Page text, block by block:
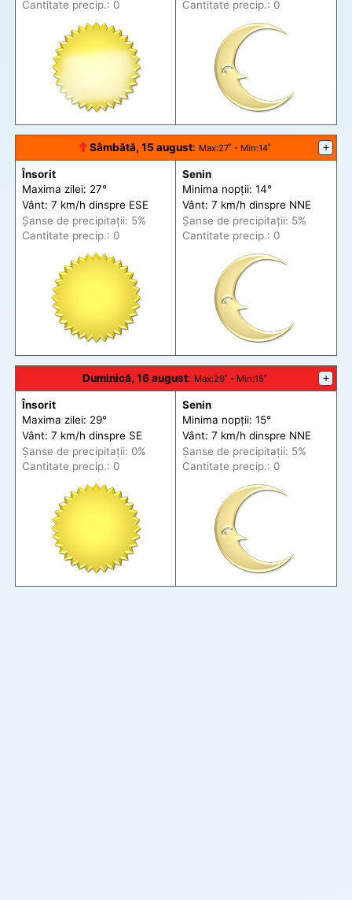
Cantitate precip.: 0 Cantitate precip.: 0
🕆 Sâmbătă, 15 august: Max:27˚ - Min:14˚ +
Însorit
Maxima zilei: 27°
Vânt: 7 km/h dinspre ESE
Șanse de precipitații: 5%
Cantitate precip.: 0
Senin
Minima nopții: 14°
Vânt: 7 km/h dinspre NNE
Șanse de precipitații: 5%
Cantitate precip.: 0
Duminică, 16 august: Max:29˚ - Min:15˚ +
Însorit
Maxima zilei: 29°
Vânt: 7 km/h dinspre SE
Șanse de precipitații: 0%
Cantitate precip.: 0
Senin
Minima nopții: 15°
Vânt: 7 km/h dinspre NNE
Șanse de precipitații: 5%
Cantitate precip.: 0